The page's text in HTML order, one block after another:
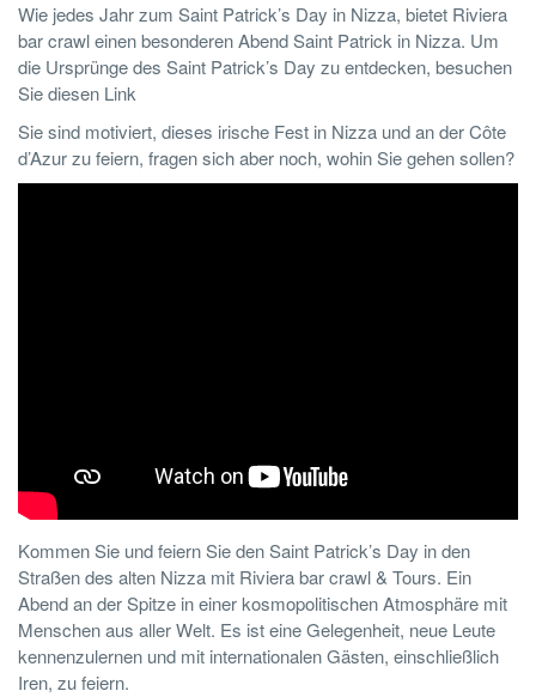
Wie jedes Jahr zum Saint Patrick’s Day in Nizza, bietet Riviera
bar crawl einen besonderen Abend Saint Patrick in Nizza. Um
die Ursprünge des Saint Patrick’s Day zu entdecken, besuchen
Sie diesen Link
Sie sind motiviert, dieses irische Fest in Nizza und an der Côte
d’Azur zu feiern, fragen sich aber noch, wohin Sie gehen sollen?
Kommen Sie und feiern Sie den Saint Patrick’s Day in den
Straßen des alten Nizza mit Riviera bar crawl & Tours. Ein
Abend an der Spitze in einer kosmopolitischen Atmosphäre mit
Menschen aus aller Welt. Es ist eine Gelegenheit, neue Leute
kennenzulernen und mit internationalen Gästen, einschließlich
Iren, zu feiern.